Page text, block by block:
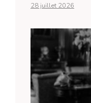
28 juillet 2026